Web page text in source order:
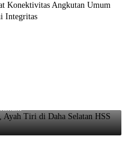
Konektivitas Angkutan Umum
Integritas
dan Ibu, Ayah Tiri di Daha